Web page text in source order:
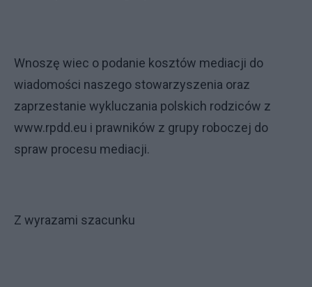
Wnoszę wiec o podanie kosztów mediacji do
wiadomości naszego stowarzyszenia oraz
zaprzestanie wykluczania polskich rodziców z
www.rpdd.eu i prawników z grupy roboczej do
spraw procesu mediacji.
Z wyrazami szacunku